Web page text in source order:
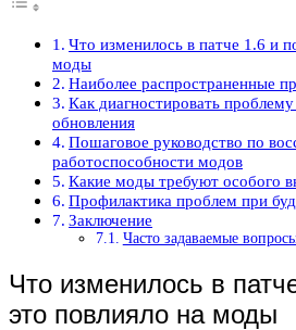
Что изменилось в патче 1.6 и
моды
Наиболее распространенные
Как диагностировать
обновления
Пошаговое руководство по
работоспособности модов
Какие моды требуют особого
Профилактика проблем при
Заключение
Часто задаваемые
Что изменилось в
это повлияло на моды